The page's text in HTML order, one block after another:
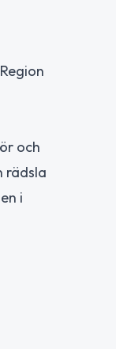
och
rädsla
i